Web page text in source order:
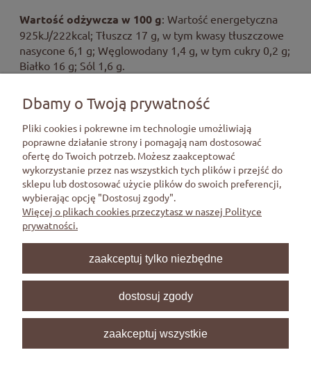
Wartość odżywcza w 100 g: Wartość energetyczna
925kJ/222kcal; Tłuszcz 17 g, w tym kwasy tłuszczowe
nasycone 6,1 g; Węglowodany 1,4 g, w tym cukry 0,2 g;
Białko 16 g; Sól 1,6 g.
temperaturze 2-6°C. Po otwarciu spożyć w ciągu 48
godzin.
Pomoc
Moje konto
Informacje
O nas
Dbamy o Twoją prywatność
Pliki cookies i pokrewne im technologie umożliwiają
poprawne działanie strony i pomagają nam dostosować
ofertę do Twoich potrzeb. Możesz zaakceptować
wykorzystanie przez nas wszystkich tych plików i przejść do
sklepu lub dostosować użycie plików do swoich preferencji,
wybierając opcję "Dostosuj zgody".
Więcej o plikach cookies przeczytasz w naszej Polityce
prywatności.
zaakceptuj tylko niezbędne
dostosuj zgody
zaakceptuj wszystkie